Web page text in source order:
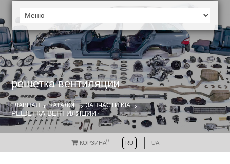
решетка вентиляции
ГЛАВНАЯ КАТАЛОГ ЗАПЧАСТИ KIA
РЕШЕТКА ВЕНТИЛЯЦИИ
КОРЗИНА0 RU UA